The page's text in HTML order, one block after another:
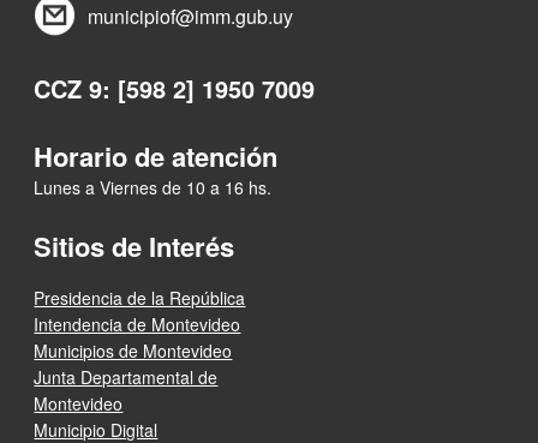
municipiof@imm.gub.uy
CCZ 9: [598 2] 1950 7009
Horario de atención
Lunes a Viernes de 10 a 16 hs.
Sitios de Interés
Presidencia de la República
Intendencia de Montevideo
Municipios de Montevideo
Junta Departamental de
Montevideo
Municipio Digital